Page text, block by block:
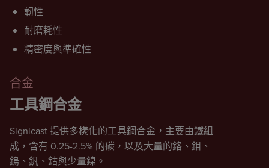
韌性
耐磨耗性
精密度與準確性
合金
工具鋼合金
Signicast 提供多樣化的工具鋼合金，主要由鐵組
成，含有 0.25-2.5% 的碳，以及大量的鉻、鉬、
鎢、釩、鈷與少量鎳。